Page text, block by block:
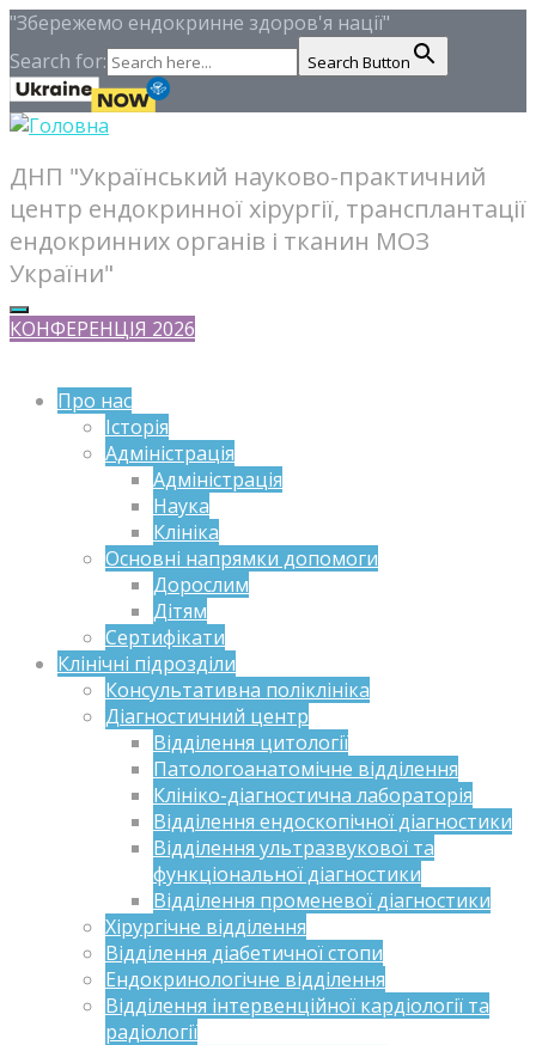
"Збережемо ендокринне здоров'я нації"
Search for:
Search Button
ДНП "Український науково-практичний
центр ендокринної хірургії, трансплантації
ендокринних органів і тканин МОЗ
України"
КОНФЕРЕНЦІЯ 2026
Про нас
Історія
Адміністрація
Адміністрація
Наука
Клініка
Основні напрямки допомоги
Дорослим
Дітям
Сертифікати
Клінічні підрозділи
Консультативна поліклініка
Діагностичний центр
Відділення цитології
Патологоанатомічне відділення
Клініко-діагностична лабораторія
Відділення ендоскопічної діагностики
Відділення ультразвукової та
функціональної діагностики
Відділення променевої діагностики
Хірургічне відділення
Відділення діабетичної стопи
Ендокринологічне відділення
Відділення інтервенційної кардіології та
радіології